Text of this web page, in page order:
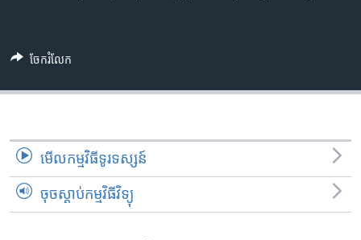
ចែករំលែក
មើល​កម្មវិធី​ទូរទស្សន៍
ចុចស្តាប់កម្មវិធីវិទ្យុ